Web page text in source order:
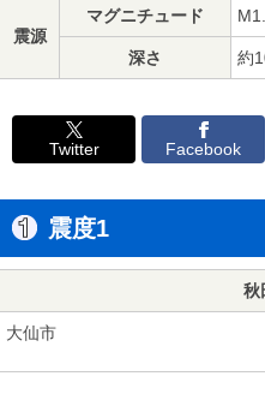
震源
マグニチュード
深さ 約
Twitter Facebook
震度1
秋
大仙市